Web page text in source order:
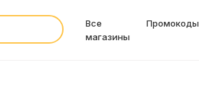
Все
магазины
Промокоды